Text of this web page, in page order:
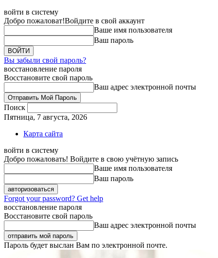
войти в систему
Добро пожаловат!Войдите в свой аккаунт
Ваше имя пользователя
Ваш пароль
Вы забыли свой пароль?
восстановление пароля
Восстановите свой пароль
Ваш адрес электронной почты
Поиск
Пятница, 7 августа, 2026
Карта сайта
войти в систему
Добро пожаловать! Войдите в свою учётную запись
Ваше имя пользователя
Ваш пароль
Forgot your password? Get help
восстановление пароля
Восстановите свой пароль
Ваш адрес электронной почты
Пароль будет выслан Вам по электронной почте.